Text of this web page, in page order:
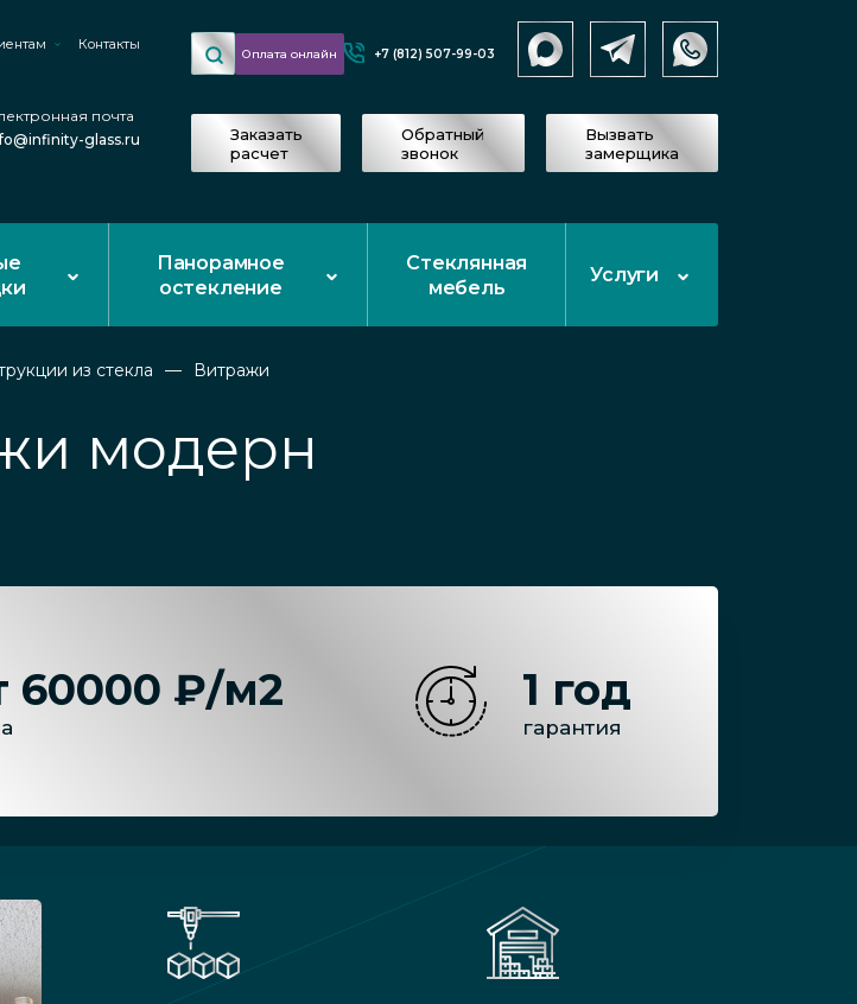
Контакты
почта
glass.ru
Оплата онлайн +7 (812) 507-99-03
Заказать
расчет
Обратный
звонок
Вызвать
замерщика
Панорамное
остекление
Стеклянная
мебель
Услуги
из стекла Витражи
модерн
60000 ₽/м2 1 год
гарантия